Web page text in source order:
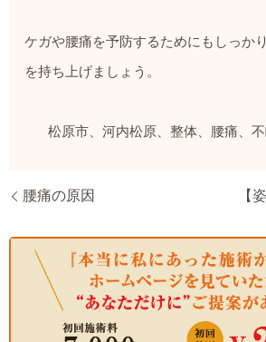
ケガや腰痛を予防するためにもしっか
を持ち上げましょう。
松原市、河内松原、整体、腰痛、不
腰痛の原因 【